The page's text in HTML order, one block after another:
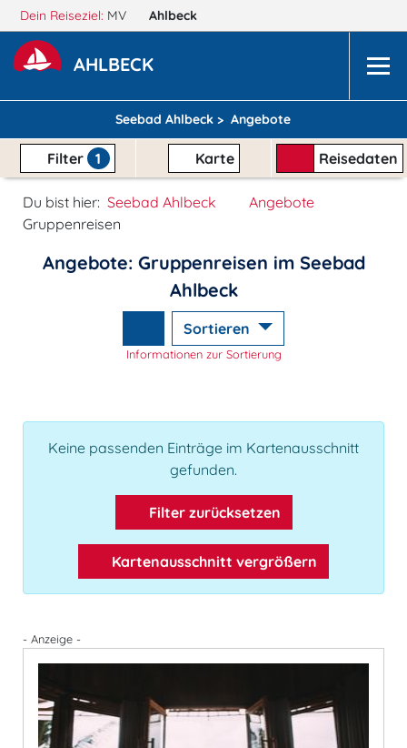
Dein Reiseziel: MV Ahlbeck
AHLBECK
Seebad Ahlbeck > Angebote
Filter 1 Karte Reisedaten
Du bist hier: Seebad Ahlbeck
Angebote
Gruppenreisen
Angebote: Gruppenreisen im Seebad
Ahlbeck
Sortieren
Informationen zur Sortierung
Keine passenden Einträge im Kartenausschnitt
gefunden.
Filter zurücksetzen
Kartenausschnitt vergrößern
- Anzeige -